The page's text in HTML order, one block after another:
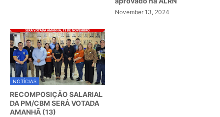
November 13, 2024
NOTÍCIAS
RECOMPOSIÇÃO SALARIAL
DA PM/CBM SERÁ VOTADA
AMANHÃ (13)